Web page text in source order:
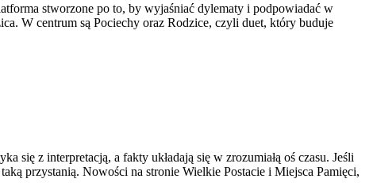
stworzone po to, by wyjaśniać dylematy i podpowiadać w
W centrum są Pociechy oraz Rodzice, czyli duet, który buduje
z interpretacją, a fakty układają się w zrozumiałą oś czasu. Jeśli
przystanią. Nowości na stronie Wielkie Postacie i Miejsca Pamięci,